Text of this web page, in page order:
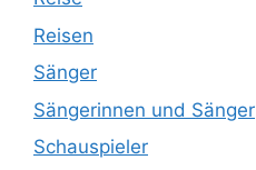
Reisen
Sänger
Sängerinnen und Sänger
Schauspieler